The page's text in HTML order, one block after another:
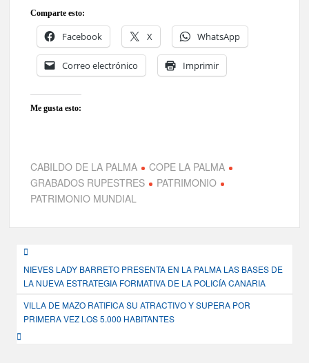
Comparte esto:
Facebook X WhatsApp
Correo electrónico Imprimir
Me gusta esto:
CABILDO DE LA PALMA
COPE LA PALMA
GRABADOS RUPESTRES
PATRIMONIO
PATRIMONIO MUNDIAL
Navegación
de
entradas
NIEVES LADY BARRETO PRESENTA EN LA PALMA LAS BASES DE
LA NUEVA ESTRATEGIA FORMATIVA DE LA POLICÍA CANARIA
VILLA DE MAZO RATIFICA SU ATRACTIVO Y SUPERA POR
PRIMERA VEZ LOS 5.000 HABITANTES